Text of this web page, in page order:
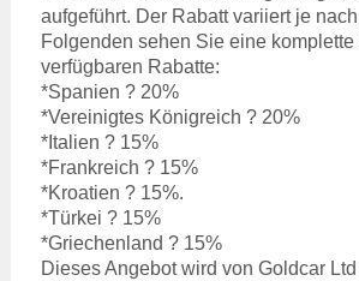
aufgeführt. Der Rabatt variiert je
Folgenden sehen Sie eine
verfügbaren Rabatte:
*Spanien ? 20%
*Vereinigtes Königreich ? 20%
*Italien ? 15%
*Frankreich ? 15%
*Kroatien ? 15%.
*Türkei ? 15%
*Griechenland ? 15%
Dieses Angebot wird von Goldcar